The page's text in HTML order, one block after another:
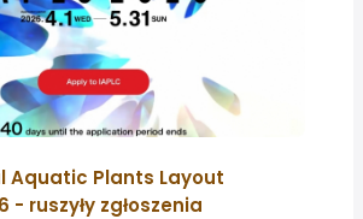
Aquatic Plants Layout
- ruszyły zgłoszenia